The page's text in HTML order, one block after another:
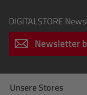
DIGITALSTORE
Newsletter
Unsere Stores